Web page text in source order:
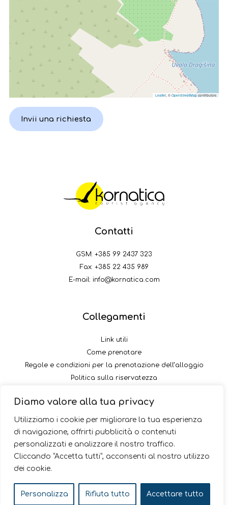
Diamo valore alla tua privacy
Utilizziamo i cookie per migliorare la tua esperienza
di navigazione, offrirti pubblicità o contenuti
personalizzati e analizzare il nostro traffico.
Cliccando “Accetta tutti”, acconsenti al nostro utilizzo
dei cookie.
Personalizza Rifiuta tutto Accettare tutto
Leaflet , © OpenStreetMapcontributors
Invii una richiesta
Contatti
GSM: +385 99 2437 323
Fax: +385 22 435 989
E-mail: info@kornatica.com
Collegamenti
Link utili
Come prenotare
Regole e condizioni per la prenotazione dell’alloggio
Politica sulla riservatezza
Seguici
© 2026 Kornatica